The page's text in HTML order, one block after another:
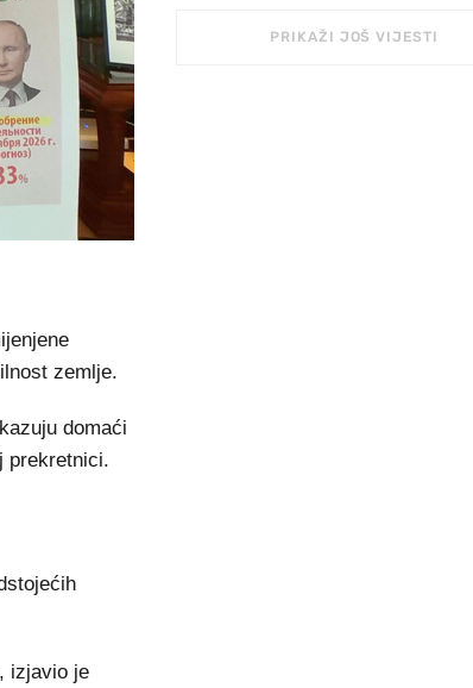
zemlje.
domaći
prekretnici.
izjavio je
PRIKAŽI JOŠ VIJESTI